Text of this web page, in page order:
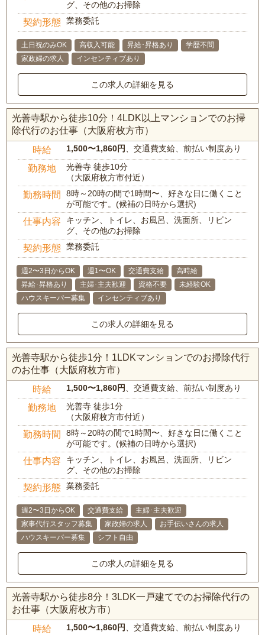
グ、その他のお掃除
契約形態 業務委託
土日祝のみOK 高収入可能 昇給･昇格あり
学歴不問
家政婦の求人
インセンティブあり
この求人の詳細を見る
光善寺駅から徒歩10分！4LDK以上マンションでのお掃
除代行のお仕事（大阪府枚方市）
時給 1,500〜1,860円、交通費支給、前払い制度あり
勤務地
光善寺 徒歩10分
（大阪府枚方市付近）
勤務時間
8時～20時の間で1時間〜、好きな日に働くこと
が可能です。(候補の日時から選択)
仕事内容
キッチン、トイレ、お風呂、洗面所、リビン
グ、その他のお掃除
契約形態 業務委託
週2〜3日からOK 週1〜OK 交通費支給
高時給
昇給･昇格あり
主婦･主夫歓迎 資格不要
未経験OK
ハウスキーパー募集
インセンティブあり
この求人の詳細を見る
光善寺駅から徒歩1分！1LDKマンションでのお掃除代行
のお仕事（大阪府枚方市）
時給 1,500〜1,860円、交通費支給、前払い制度あり
勤務地
光善寺 徒歩1分
（大阪府枚方市付近）
勤務時間
8時～20時の間で1時間〜、好きな日に働くこと
が可能です。(候補の日時から選択)
仕事内容
キッチン、トイレ、お風呂、洗面所、リビン
グ、その他のお掃除
契約形態 業務委託
週2〜3日からOK 交通費支給
主婦･主夫歓迎
家事代行スタッフ募集
家政婦の求人
お手伝いさんの求人
ハウスキーパー募集
シフト自由
この求人の詳細を見る
光善寺駅から徒歩8分！3LDK一戸建てでのお掃除代行の
お仕事（大阪府枚方市）
時給 1,500〜1,860円、交通費支給、前払い制度あり